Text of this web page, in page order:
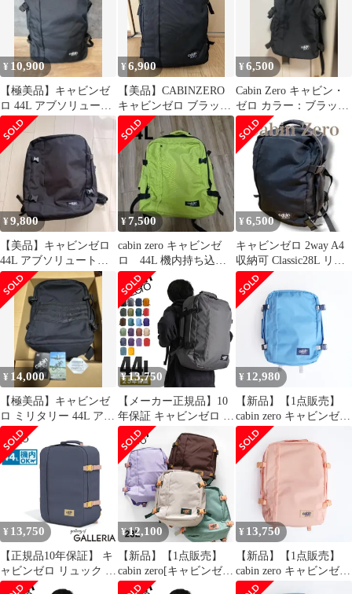
¥ 10,900
【極美品】キャビンゼ
ロ 44L アブソリュート
ブラック 2回使用
¥6,900
【美品】CABINZERO
キャビンゼロ ブラック
44L 機内持込可
¥6,500
Cabin Zero キャビン・
ゼロ カラー：ブラック
Classic CZ17
¥9,800
【美品】キャビンゼロ
44L アブソリュートブ
ラック
¥7,500
cabin zero キャビンゼ
ロ 44L 機内持ち込み
サイズ バックパック
¥ 6,500
キャビンゼロ 2way A4
収納可 Classic28L リュ
ック バックパック
¥ 14,000
【極美品】キャビンゼ
ロ ミリタリー 44L アブ
ソリュートブラック 出
張4回
¥13,750
【メーカー正規品】10
年保証 キャビンゼロ ク
ラシック リュック 44L
機内持ち込み 大容量 旅
行 通勤 通学 バックパ
ック メンズ レディース
CABIN ZERO CLASSIC
44、ミッドナイトパー
プル
¥ 12,980
【新品】【1点販売】
cabin zero キャビンゼロ
CLASSIC 36L
INFINITY BLUE ブルー
リュックサック バック
パック クラシック 機内
持ち込み可 旅行 通勤
大容量 荷物追跡UIDコ
ード 落とし物タグ
OKOBAN
¥ 13,750
【正規品10年保証】 キ
ャビンゼロ リュック メ
ンズ レディース バック
¥12,100
【新品】【1点販売】
cabin zero[キャビンゼ
ロ] CLASSIC 28L【全4
¥ 13,750
【新品】【1点販売】
cabin zero キャビンゼロ
CLASSIC 44L SUNNY